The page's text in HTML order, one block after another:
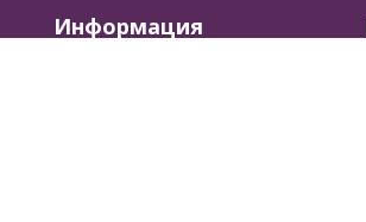
Информация